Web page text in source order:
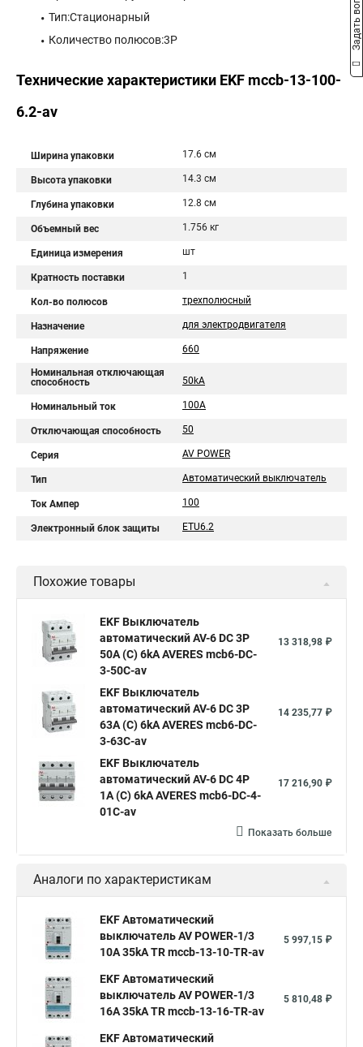
Тип:Стационарный
Количество полюсов:3P
Технические характеристики EKF mccb-13-100-
6.2-av
Ширина упаковки 17.6 см
Высота упаковки 14.3 см
Глубина упаковки 12.8 см
Объемный вес 1.756 кг
Единица измерения шт
Кратность поставки 1
Кол-во полюсов трехполюсный
Назначение для электродвигателя
Напряжение 660
Номинальная отключающая
способность
50kA
Номинальный ток 100А
Отключающая способность 50
Серия AV POWER
Тип Автоматический выключатель
Ток Ампер 100
Электронный блок защиты ETU6.2
Похожие товары
EKF Выключатель
автоматический AV-6 DC 3P
50A (C) 6kA AVERES mcb6-DC-
3-50C-av
13 318,98 ₽
EKF Выключатель
автоматический AV-6 DC 3P
63A (C) 6kA AVERES mcb6-DC-
3-63C-av
14 235,77 ₽
EKF Выключатель
автоматический AV-6 DC 4P
1A (C) 6kA AVERES mcb6-DC-4-
01C-av
17 216,90 ₽
Показать больше
Аналоги по характеристикам
EKF Автоматический
выключатель AV POWER-1/3
10А 35kA TR mccb-13-10-TR-av
5 997,15 ₽
EKF Автоматический
выключатель AV POWER-1/3
16А 35kA TR mccb-13-16-TR-av
5 810,48 ₽
EKF Автоматический
Задать вопрос